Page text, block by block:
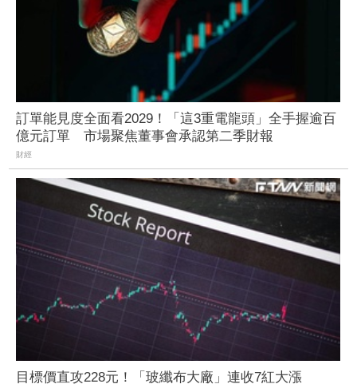
訂單能見度全面看2029！「這3重電龍頭」全手握逾百
億元訂單 市場聚焦董事會承認第二季財報
財經
目標價直攻228元！「玻纖布大廠」連收7紅大漲